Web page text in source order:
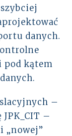
danych.
pod kątem
–
–
„nowej”